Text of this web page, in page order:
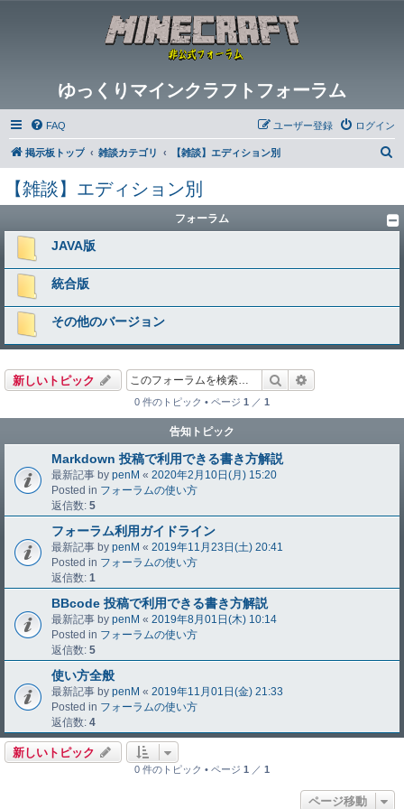
ゆっくりマインクラフトフォーラム
FAQ ログイン
ユーザー登録
掲示板トップ 雑談カテゴリ 【雑談】エディション別
【雑談】エディション別
フォーラム
JAVA版
統合版
その他のバージョン
新しいトピック 検索
0 件のトピック • ページ 1 ／ 1
告知トピック
Markdown 投稿で利用できる書き方解説
最新記事 by penM « 2020年2月10日(月) 15:20
Posted in フォーラムの使い方
返信数: 5
フォーラム利用ガイドライン
最新記事 by penM « 2019年11月23日(土) 20:41
Posted in フォーラムの使い方
返信数: 1
BBcode 投稿で利用できる書き方解説
最新記事 by penM « 2019年8月01日(木) 10:14
Posted in フォーラムの使い方
返信数: 5
使い方全般
最新記事 by penM « 2019年11月01日(金) 21:33
Posted in フォーラムの使い方
返信数: 4
新しいトピック
0 件のトピック • ページ 1 ／ 1
ページ移動